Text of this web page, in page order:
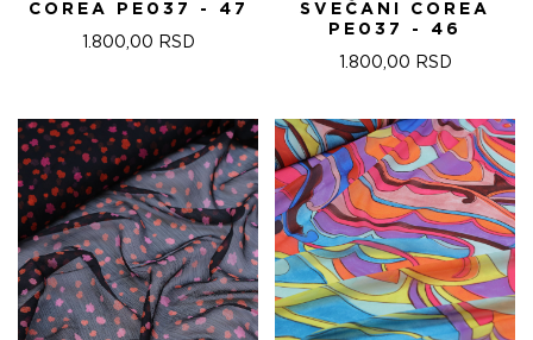
COREA PE037 - 47
1.800,00 RSD
SVEČANI COREA
PE037 - 46
1.800,00 RSD